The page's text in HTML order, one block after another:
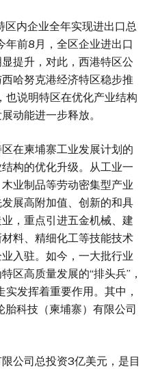
内企业全年实现进出口总
年前8月，全区企业进出口
提升，对此，西港特区公
哈努克港经济特区稳步推
也说明特区在优化产业结构
动能进一步释放。
在柬埔寨工业发展计划的
构的优化升级。从工业一
业制品等劳动密集型产业
展高附加值、创新的和具
，重点引进五金机械、建
料、精细化工等技能技术
入驻。如今，一大批行业
区高质量发展的“排头兵”，
发挥着重要作用。其中，
科技（柬埔寨）有限公司
公司总投资3亿美元，是目